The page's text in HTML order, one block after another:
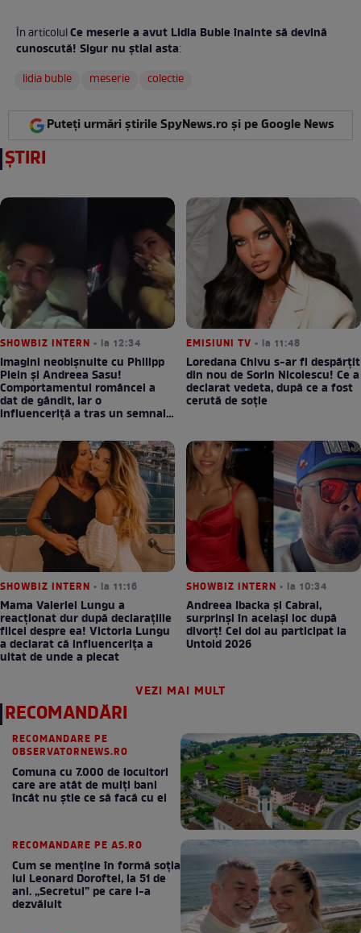
În articolulCe meserie a avut Lidia Buble înainte să devină
cunoscută! Sigur nu ştiai asta:
lidia buble
meserie colectie
Puteți urmări știrile SpyNews.ro și pe Google News
ȘTIRI
SHOWBIZ INTERN • la 12:34
Imagini neobișnuite cu Philipp
Plein și Andreea Sasu!
Comportamentul româncei a
dat de gândit, iar o
influenceriță a tras un semnal
EMISIUNI TV • la 11:48
Loredana Chivu s-ar fi despărțit
din nou de Sorin Nicolescu! Ce a
declarat vedeta, după ce a fost
cerută de soție
SHOWBIZ INTERN • la 11:16
Mama Valeriei Lungu a
reacționat dur după declarațiile
fiicei despre ea! Victoria Lungu
a declarat că influencerița a
uitat de unde a plecat
SHOWBIZ INTERN • la 10:34
Andreea Ibacka și Cabral,
surprinși în același loc după
divorț! Cei doi au participat la
Untold 2026
VEZI MAI MULT
RECOMANDĂRI
RECOMANDARE PE
OBSERVATORNEWS.RO
Comuna cu 7.000 de locuitori
care are atât de mulți bani
încât nu știe ce să facă cu ei
RECOMANDARE PE AS.RO
Cum se menţine în formă soţia
lui Leonard Doroftei, la 51 de
ani. „Secretul” pe care l-a
dezvăluit